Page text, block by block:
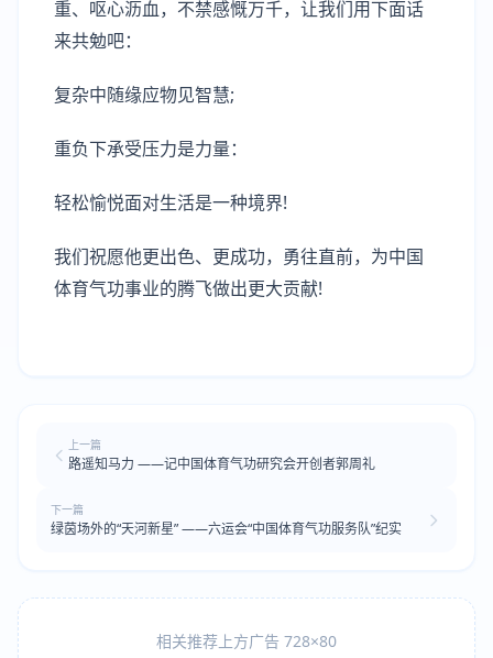
重、呕心沥血，不禁感慨万千，让我们用下面话
来共勉吧：
复杂中随缘应物见智慧;
重负下承受压力是力量：
轻松愉悦面对生活是一种境界!
我们祝愿他更出色、更成功，勇往直前，为中国
体育气功事业的腾飞做出更大贡献!
上一篇
路遥知马力 ——记中国体育气功研究会开创者郭周礼
下一篇
绿茵场外的“天河新星” ——六运会“中国体育气功服务队”纪实
相关推荐上方广告 728×80